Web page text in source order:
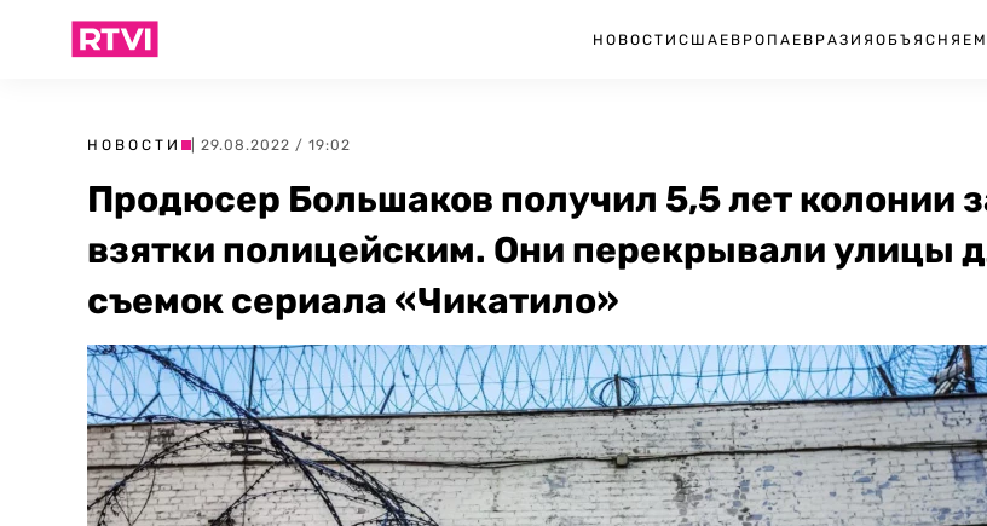
НОВОСТИ США ЕВРОПА ЕВРАЗИЯ ОБЪЯСНЯЕМ
НОВОСТИ | 29.08.2022 / 19:02
Продюсер Большаков получил 5,5 лет колонии
взятки полицейским. Они перекрывали улицы
съемок сериала «Чикатило»